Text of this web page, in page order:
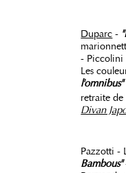
Duparc -
- Piccolini
Les
l'omnibus"
retraite de
Divan
Pazzotti -
Bambous"